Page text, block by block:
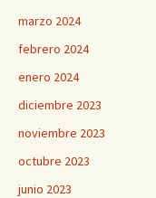
marzo 2024
febrero 2024
enero 2024
diciembre 2023
noviembre 2023
octubre 2023
junio 2023